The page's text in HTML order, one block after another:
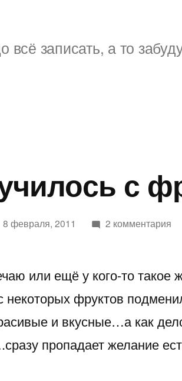
всё записать, а то
с
8 февраля, 2011 2 комментарияк
или ещё у кого-то такое
некоторых фруктов
и вкусные…а как
пропадает желание